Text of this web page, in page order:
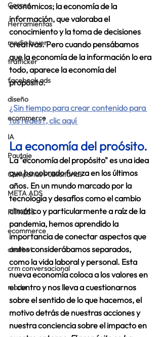
Correo
Herramientas
media buyer
trafficker
facebook ads
diseño
ecommerce
IA
Pautaje
Campañas Publicitarias
META ADS
FITNESS
ecommerce
chatbot
crm conversacional
moda
económicos; la economía de la
información, que valoraba el
conocimiento y la toma de decisiones
creativas. Pero cuando pensábamos
que la economía de la información lo era
todo, aparece la economía del
propósito.
¿Sin tiempo para crear contenido para
tus redes?, clic aquí
La economía del proósito.
La "economía del propósito" es una idea
que ha cobrado fuerza en los últimos
años. En un mundo marcado por la
tecnología y desafíos como el cambio
climático y particularmente a raíz de la
pandemia, hemos aprendido la
importancia de conectar aspectos que
antes considerábamos separados,
como la vida laboral y personal. Esta
nueva economía coloca a los valores en
el centro y nos lleva a cuestionarnos
sobre el sentido de lo que hacemos, el
motivo detrás de nuestras acciones y
nuestra conciencia sobre el impacto en